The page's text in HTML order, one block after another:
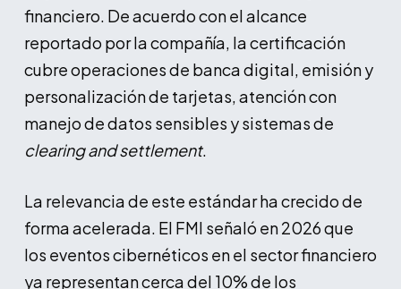
financiero. De acuerdo con el alcance
reportado por la compañía, la certificación
cubre operaciones de banca digital, emisión y
personalización de tarjetas, atención con
manejo de datos sensibles y sistemas de
clearing and settlement.
La relevancia de este estándar ha crecido de
forma acelerada. El FMI señaló en 2026 que
los eventos cibernéticos en el sector financiero
ya representan cerca del 10% de los